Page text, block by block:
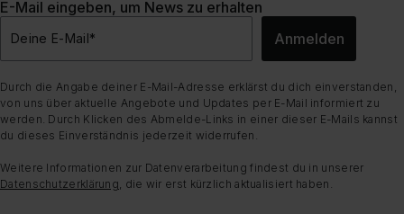
E-Mail eingeben, um News zu erhalten
Deine E-Mail* Anmelden
Durch die Angabe deiner E-Mail-Adresse erklärst du dich einverstanden,
von uns über aktuelle Angebote und Updates per E-Mail informiert zu
werden. Durch Klicken des Abmelde-Links in einer dieser E-Mails kannst
du dieses Einverständnis jederzeit widerrufen.
Weitere Informationen zur Datenverarbeitung findest du in unserer
Datenschutzerklärung , die wir erst kürzlich aktualisiert haben.